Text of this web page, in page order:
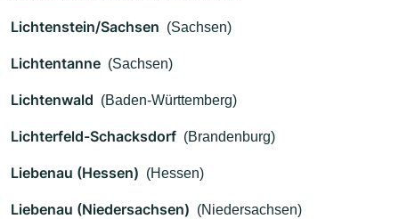
Lichtenstein/Sachsen (Sachsen)
Lichtentanne (Sachsen)
Lichtenwald (Baden-Württemberg)
Lichterfeld-Schacksdorf (Brandenburg)
Liebenau (Hessen) (Hessen)
Liebenau (Niedersachsen) (Niedersachsen)